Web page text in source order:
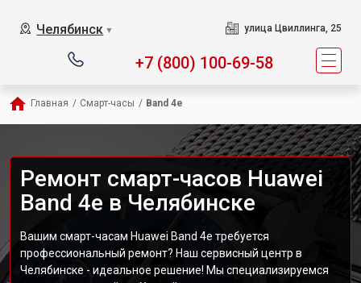
Челябинск ▼ улица Цвиллинга, 25
+7 (800) 100-69-58
Главная / Смарт-часы / Band 4e
Ремонт смарт-часов Huawei
Band 4e в Челябинске
Вашим смарт-часам Huawei Band 4e требуется
профессиональный ремонт? Наш сервисный центр в
Челябинске - идеальное решение! Мы специализируемся